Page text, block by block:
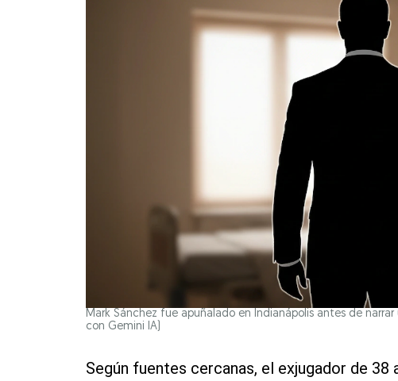
Mark Sánchez fue apuñalado en Indianápolis antes de narrar
con Gemini IA)
Según fuentes cercanas, el exjugador de 38